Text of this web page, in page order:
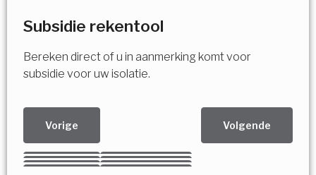
Subsidie rekentool
Bereken direct of u in aanmerking komt voor
subsidie voor uw isolatie.
Vorige Volgende
Kies uw Isolatiemaatregel
Vorige Volgende